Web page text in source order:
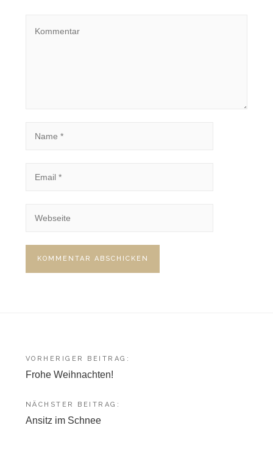
Beitragsnavigation
VORHERIGER BEITRAG:
Frohe Weihnachten!
NÄCHSTER BEITRAG:
Ansitz im Schnee